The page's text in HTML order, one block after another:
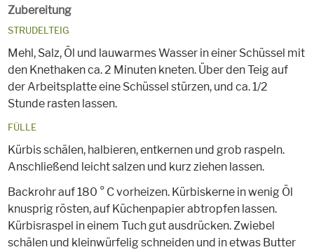
Zubereitung
STRUDELTEIG
Mehl, Salz, Öl und lauwarmes Wasser in einer Schüssel mit
den Knethaken ca. 2 Minuten kneten. Über den Teig auf
der Arbeitsplatte eine Schüssel stürzen, und ca. 1/2
Stunde rasten lassen.
FÜLLE
Kürbis schälen, halbieren, entkernen und grob raspeln.
Anschließend leicht salzen und kurz ziehen lassen.
Backrohr auf 180 ° C vorheizen. Kürbiskerne in wenig Öl
knusprig rösten, auf Küchenpapier abtropfen lassen.
Kürbisraspel in einem Tuch gut ausdrücken. Zwiebel
schälen und kleinwürfelig schneiden und in etwas Butter